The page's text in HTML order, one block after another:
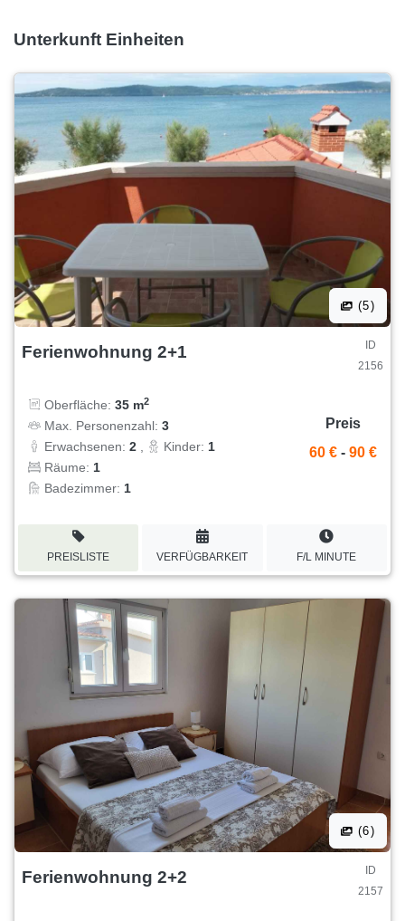
Unterkunft Einheiten
(5)
Ferienwohnung 2+1
ID
2156
Oberfläche: 35 m2
Max. Personenzahl: 3
Erwachsenen: 2 Kinder: 1
Räume: 1
Badezimmer: 1
Preis
60 € - 90 €
PREISLISTE VERFÜGBARKEIT F/L MINUTE
(6)
Ferienwohnung 2+2
ID
2157